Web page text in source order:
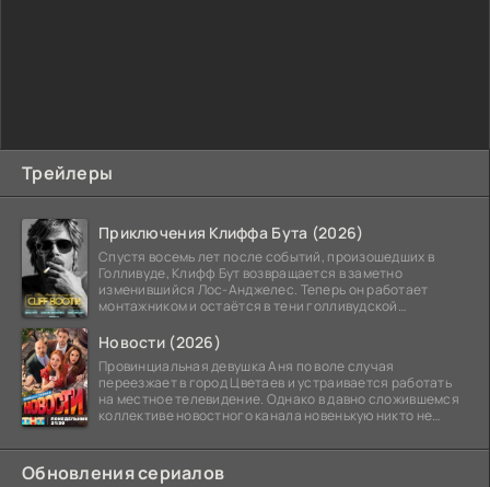
Трейлеры
Приключения Клиффа Бута (2026)
Спустя восемь лет после событий, произошедших в
Голливуде, Клифф Бут возвращается в заметно
изменившийся Лос-Анджелес. Теперь он работает
монтажником и остаётся в тени голливудской
Новости (2026)
Провинциальная девушка Аня по воле случая
переезжает в город Цветаев и устраивается работать
на местное телевидение. Однако в давно сложившемся
коллективе новостного канала новенькую никто не
Обновления сериалов